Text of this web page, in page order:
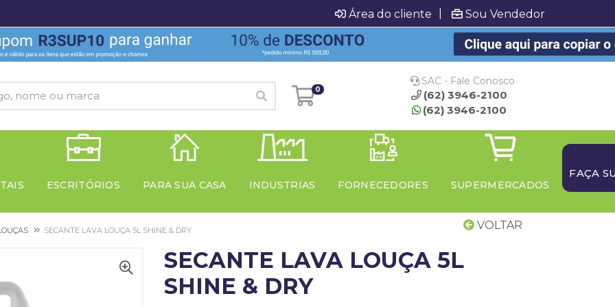
Área do cliente Sou Vendedor
0
SAC - Fale Conosco
(62) 3946-2100
(62) 3946-2100
ESCRITÓRIOS PARA SUA CASA INDUSTRIAS FORNECEDORES SUPERMERCADOS
FAÇA
VOLTAR
SECANTE LAVA LOUÇA 5L SHINE & DRY
SECANTE LAVA LOUÇA 5L
SHINE & DRY